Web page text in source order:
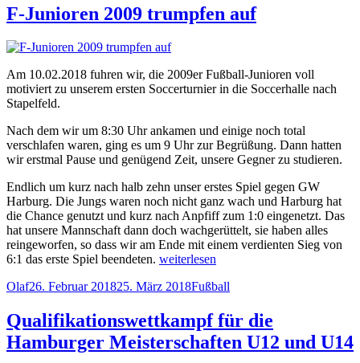
DUWO
08
Sparda
Fairness-
Preis“
F-Junioren 2009 trumpfen auf
Am 10.02.2018 fuhren wir, die 2009er Fußball-Junioren voll
motiviert zu unserem ersten Soccerturnier in die Soccerhalle nach
Stapelfeld.
Nach dem wir um 8:30 Uhr ankamen und einige noch total
verschlafen waren, ging es um 9 Uhr zur Begrüßung. Dann hatten
wir erstmal Pause und genügend Zeit, unsere Gegner zu studieren.
Endlich um kurz nach halb zehn unser erstes Spiel gegen GW
Harburg. Die Jungs waren noch nicht ganz wach und Harburg hat
die Chance genutzt und kurz nach Anpfiff zum 1:0 eingenetzt. Das
hat unsere Mannschaft dann doch wachgerüttelt, sie haben alles
reingeworfen, so dass wir am Ende mit einem verdienten Sieg von
6:1 das erste Spiel beendeten. „F-
2009
auf“
weiterlesen
Autor
OlafVeröffentlicht
26. Februar 201825. März 2018Kategorien
Fußball
Qualifikationswettkampf für die
Hamburger Meisterschaften U12 und U14